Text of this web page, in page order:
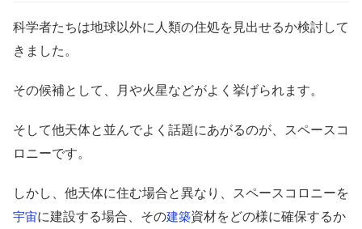
科学者たちは地球以外に人類の住処を見出せるか検討して
きました。
その候補として、月や火星などがよく挙げられます。
そして他天体と並んでよく話題にあがるのが、スペースコ
ロニーです。
しかし、他天体に住む場合と異なり、スペースコロニーを
宇宙に建設する場合、その建築資材をどの様に確保するか